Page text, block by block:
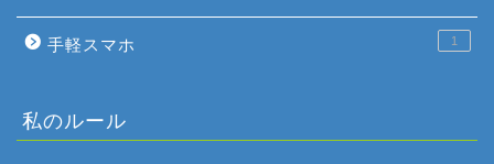
手軽スマホ 1
私のルール